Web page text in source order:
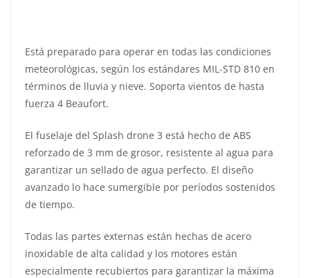
Está preparado para operar en todas las condiciones
meteorológicas, según los estándares MIL-STD 810 en
términos de lluvia y nieve. Soporta vientos de hasta
fuerza 4 Beaufort.
El fuselaje del Splash drone 3 está hecho de ABS
reforzado de 3 mm de grosor, resistente al agua para
garantizar un sellado de agua perfecto. El diseño
avanzado lo hace sumergible por períodos sostenidos
de tiempo.
Todas las partes externas están hechas de acero
inoxidable de alta calidad y los motores están
especialmente recubiertos para garantizar la máxima